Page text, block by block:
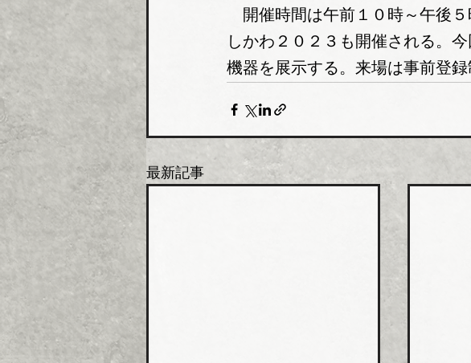
開催時間は午前１０時～午後５
しかわ２０２３も開催される。
機器を展示する。来場は事前登録
最新記事